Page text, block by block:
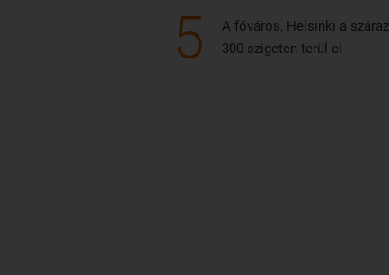
5
A főváros, Helsinki a
300 szigeten terül el